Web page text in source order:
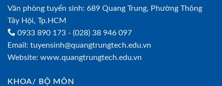
Văn phòng tuyển sinh: 689 Quang Trung, Phường Thông
Tây Hội, Tp.HCM
0933 890 173 - (028) 38 946 097
Email: tuyensinh@quangtrungtech.edu.vn
Website: www.quangtrungtech.edu.vn
KHOA/ BỘ MÔN